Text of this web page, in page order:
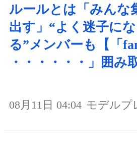
ルールとは「みんな
出す」“よく迷子に
る”メンバーも【「
・・・・・・」囲み
08月11日 04:04 モデルプ